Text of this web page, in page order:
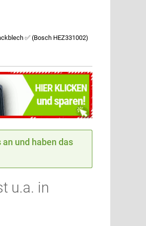
✅ (Bosch HEZ331002)
und haben das
u.a. in